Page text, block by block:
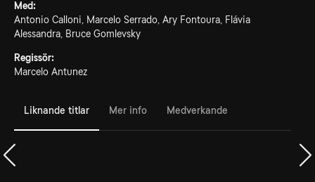
Med:
Antonio Calloni, Marcelo Serrado, Ary Fontoura, Flávia
Alessandra, Bruce Gomlevsky
Regissör:
Marcelo Antunez
Liknande titlar Mer info Medverkande